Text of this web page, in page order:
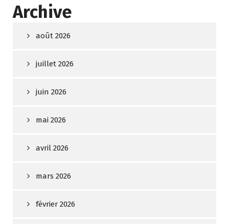
Archive
août 2026
juillet 2026
juin 2026
mai 2026
avril 2026
mars 2026
février 2026